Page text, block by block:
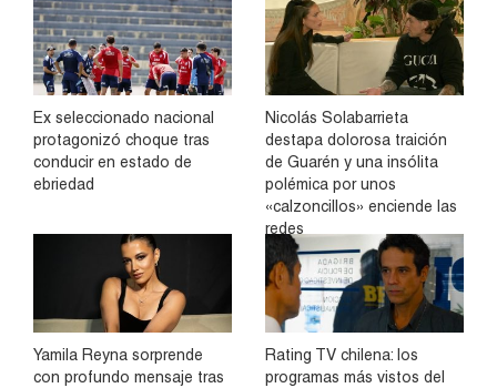
Ex seleccionado nacional
protagonizó choque tras
conducir en estado de
ebriedad
Nicolás Solabarrieta
destapa dolorosa traición
de Guarén y una insólita
polémica por unos
«calzoncillos» enciende las
redes
Yamila Reyna sorprende
con profundo mensaje tras
Rating TV chilena: los
programas más vistos del